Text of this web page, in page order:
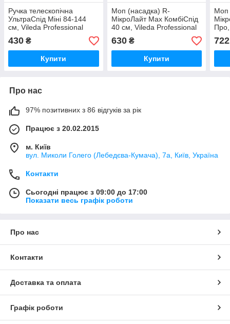
Ручка телескопічна
УльтраСпід Міні 84-144
см, Vileda Professional
430 ₴
Купити
Моп (насадка) R-
МікроЛайт Max КомбіСпід
40 см, Vileda Professional
630₴
Купити
Моп
722
Про нас
97% позитивних з 86 відгуків за рік
Працює з 20.02.2015
м. Київ
вул. Миколи Голего (Лебедєва-Кумача), 7а, Київ, Україна
Контакти
Сьогодні працює з 09:00 до 17:00
Показати весь графік роботи
Про нас
Контакти
Доставка та оплата
Графік роботи